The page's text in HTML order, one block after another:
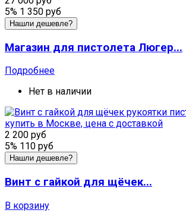
5% 1 350 руб
Нашли дешевле?
Магазин для пистолета Люгер...
Подробнее
Нет в наличии
2 200 руб
5% 110 руб
Нашли дешевле?
Винт с гайкой для щёчек...
В корзину